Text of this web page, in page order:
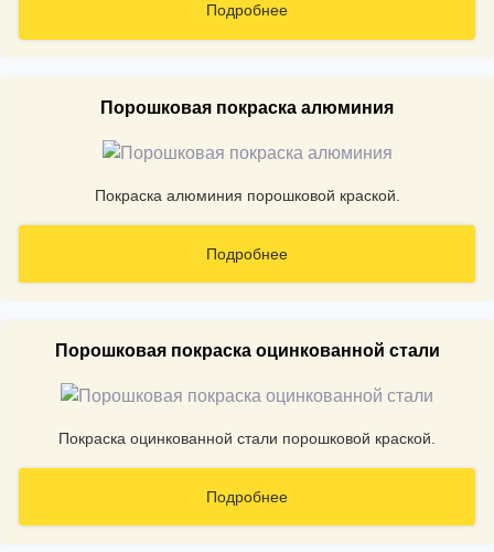
Подробнее
Порошковая покраска алюминия
Покраска алюминия порошковой краской.
Подробнее
Порошковая покраска оцинкованной стали
Покраска оцинкованной стали порошковой краской.
Подробнее